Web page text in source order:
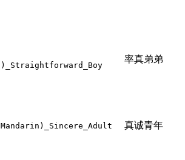
率真弟弟
真诚青年